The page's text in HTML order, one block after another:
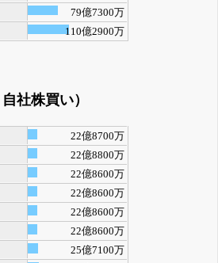
79億7300万
110億2900万
社株買い）
22億8700万
22億8800万
22億8600万
22億8600万
22億8600万
22億8600万
25億7100万